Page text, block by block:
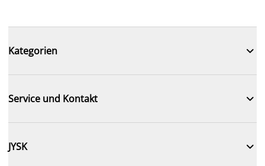
Kategorien 
Service und Kontakt 
JYSK 